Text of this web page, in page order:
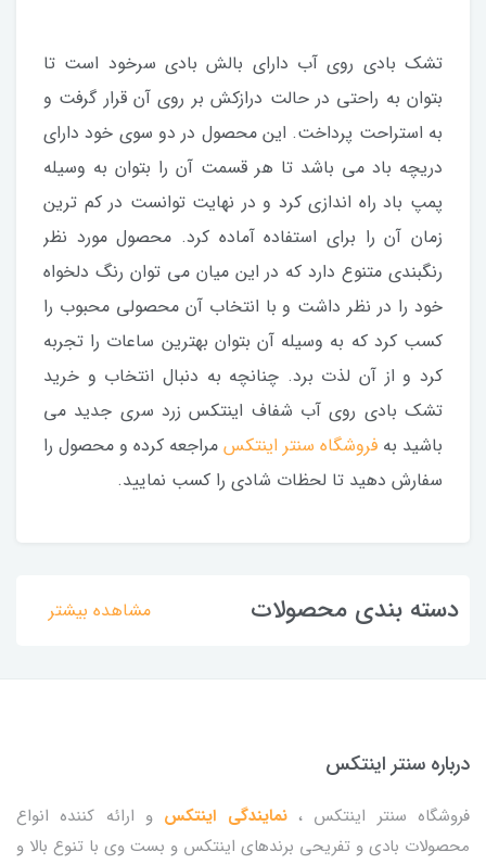
تشک بادی روی آب دارای بالش بادی سرخود است تا
بتوان به راحتی در حالت درازکش بر روی آن قرار گرفت و
به استراحت پرداخت. این محصول در دو سوی خود دارای
دریچه باد می باشد تا هر قسمت آن را بتوان به وسیله
پمپ باد راه اندازی کرد و در نهایت توانست در کم ترین
زمان آن را برای استفاده آماده کرد. محصول مورد نظر
رنگبندی متنوع دارد که در این میان می توان رنگ دلخواه
خود را در نظر داشت و با انتخاب آن محصولی محبوب را
کسب کرد که به وسیله آن بتوان بهترین ساعات را تجربه
کرد و از آن لذت برد. چنانچه به دنبال انتخاب و خرید
تشک بادی روی آب شفاف اینتکس زرد سری جدید می
باشید به فروشگاه سنتر اینتکس مراجعه کرده و محصول را
سفارش دهید تا لحظات شادی را کسب نمایید.
دسته بندی محصولات مشاهده بیشتر
درباره سنتر اینتکس
فروشگاه سنتر اینتکس ،نمایندگی اینتکس و ارائه کننده انواع
محصولات بادی و تفریحی برندهای اینتکس و بست وی با تنوع بالا و